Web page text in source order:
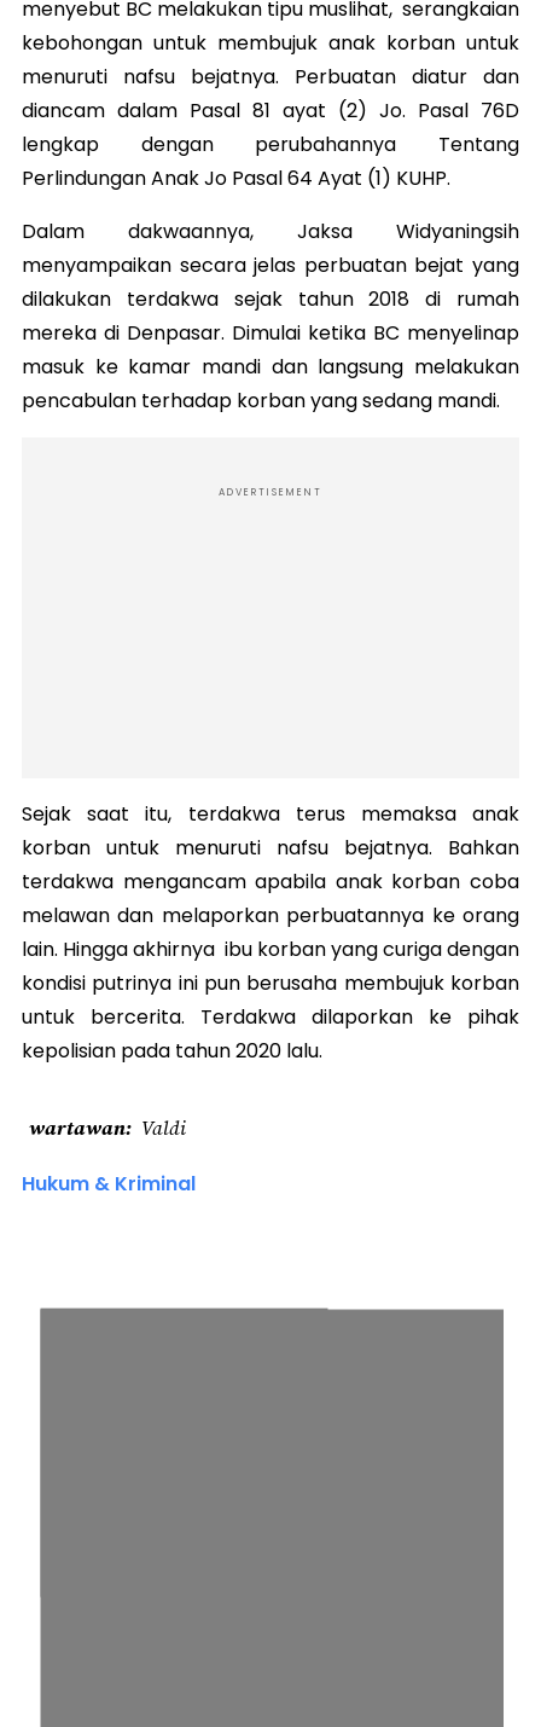
menyebut BC melakukan tipu muslihat, serangkaian
kebohongan untuk membujuk anak korban untuk
menuruti nafsu bejatnya. Perbuatan diatur dan
diancam dalam Pasal 81 ayat (2) Jo. Pasal 76D
lengkap dengan perubahannya Tentang
Perlindungan Anak Jo Pasal 64 Ayat (1) KUHP.
Dalam dakwaannya, Jaksa Widyaningsih
menyampaikan secara jelas perbuatan bejat yang
dilakukan terdakwa sejak tahun 2018 di rumah
mereka di Denpasar. Dimulai ketika BC menyelinap
masuk ke kamar mandi dan langsung melakukan
pencabulan terhadap korban yang sedang mandi.
ADVERTISEMENT
Sejak saat itu, terdakwa terus memaksa anak
korban untuk menuruti nafsu bejatnya. Bahkan
terdakwa mengancam apabila anak korban coba
melawan dan melaporkan perbuatannya ke orang
lain. Hingga akhirnya ibu korban yang curiga dengan
kondisi putrinya ini pun berusaha membujuk korban
untuk bercerita. Terdakwa dilaporkan ke pihak
kepolisian pada tahun 2020 lalu.
wartawan Valdi
Hukum & Kriminal